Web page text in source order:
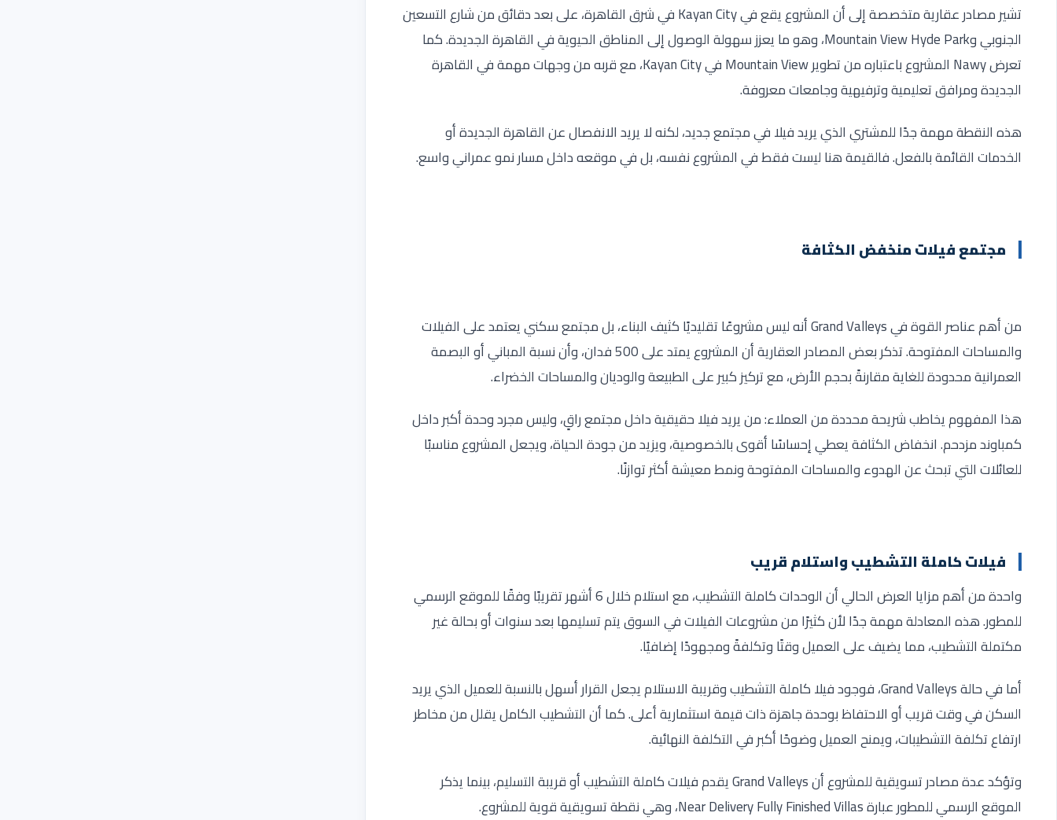
تشير مصادر عقارية متخصصة إلى أن المشروع يقع في Kayan City في شرق القاهرة، على بعد دقائق من شارع التسعين
الجنوبي وMountain View Hyde Park، وهو ما يعزز سهولة الوصول إلى المناطق الحيوية في القاهرة الجديدة. كما
تعرض Nawy المشروع باعتباره من تطوير Mountain View في Kayan City، مع قربه من وجهات مهمة في القاهرة
الجديدة ومرافق تعليمية وترفيهية وجامعات معروفة.
هذه النقطة مهمة جدًا للمشتري الذي يريد فيلا في مجتمع جديد، لكنه لا يريد الانفصال عن القاهرة الجديدة أو
الخدمات القائمة بالفعل. فالقيمة هنا ليست فقط في المشروع نفسه، بل في موقعه داخل مسار نمو عمراني واسع.
مجتمع فيلات منخفض الكثافة
من أهم عناصر القوة في Grand Valleys أنه ليس مشروعًا تقليديًا كثيف البناء، بل مجتمع سكني يعتمد على الفيلات
والمساحات المفتوحة. تذكر بعض المصادر العقارية أن المشروع يمتد على 500 فدان، وأن نسبة المباني أو البصمة
العمرانية محدودة للغاية مقارنةً بحجم الأرض، مع تركيز كبير على الطبيعة والوديان والمساحات الخضراء.
هذا المفهوم يخاطب شريحة محددة من العملاء: من يريد فيلا حقيقية داخل مجتمع راقٍ، وليس مجرد وحدة أكبر داخل
كمباوند مزدحم. انخفاض الكثافة يعطي إحساسًا أقوى بالخصوصية، ويزيد من جودة الحياة، ويجعل المشروع مناسبًا
للعائلات التي تبحث عن الهدوء والمساحات المفتوحة ونمط معيشة أكثر توازنًا.
فيلات كاملة التشطيب واستلام قريب
واحدة من أهم مزايا العرض الحالي أن الوحدات كاملة التشطيب، مع استلام خلال 6 أشهر تقريبًا وفقًا للموقع الرسمي
للمطور. هذه المعادلة مهمة جدًا لأن كثيرًا من مشروعات الفيلات في السوق يتم تسليمها بعد سنوات أو بحالة غير
مكتملة التشطيب، مما يضيف على العميل وقتًا وتكلفةً ومجهودًا إضافيًا.
أما في حالة Grand Valleys، فوجود فيلا كاملة التشطيب وقريبة الاستلام يجعل القرار أسهل بالنسبة للعميل الذي يريد
السكن في وقت قريب أو الاحتفاظ بوحدة جاهزة ذات قيمة استثمارية أعلى. كما أن التشطيب الكامل يقلل من مخاطر
ارتفاع تكلفة التشطيبات، ويمنح العميل وضوحًا أكبر في التكلفة النهائية.
وتؤكد عدة مصادر تسويقية للمشروع أن Grand Valleys يقدم فيلات كاملة التشطيب أو قريبة التسليم، بينما يذكر
الموقع الرسمي للمطور عبارة Near Delivery Fully Finished Villas، وهي نقطة تسويقية قوية للمشروع.